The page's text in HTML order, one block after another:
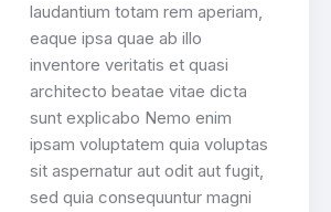
laudantium totam rem aperiam,
eaque ipsa quae ab illo
inventore veritatis et quasi
architecto beatae vitae dicta
sunt explicabo Nemo enim
ipsam voluptatem quia voluptas
sit aspernatur aut odit aut fugit,
sed quia consequuntur magni